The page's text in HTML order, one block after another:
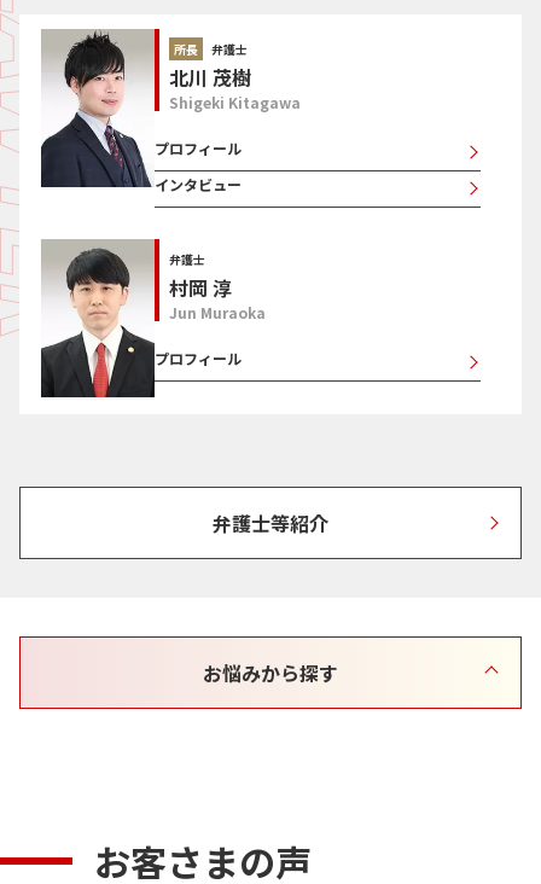
所長 弁護士
北川 茂樹
Shigeki Kitagawa
プロフィール
インタビュー
弁護士
村岡 淳
Jun Muraoka
プロフィール
弁護士等紹介
お悩みから探す
お客さまの声